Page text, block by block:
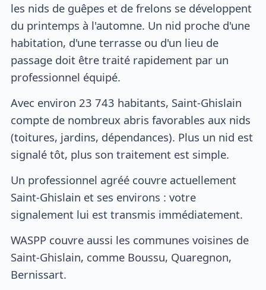
les nids de guêpes et de frelons se développent
du printemps à l'automne. Un nid proche d'une
habitation, d'une terrasse ou d'un lieu de
passage doit être traité rapidement par un
professionnel équipé.
Avec environ 23 743 habitants, Saint-Ghislain
compte de nombreux abris favorables aux nids
(toitures, jardins, dépendances). Plus un nid est
signalé tôt, plus son traitement est simple.
Un professionnel agréé couvre actuellement
Saint-Ghislain et ses environs : votre
signalement lui est transmis immédiatement.
WASPP couvre aussi les communes voisines de
Saint-Ghislain, comme Boussu, Quaregnon,
Bernissart.